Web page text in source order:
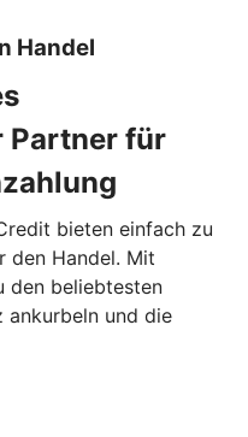
Handel
Partner für
bieten einfach zu
den Handel. Mit
den beliebtesten
ankurbeln und die